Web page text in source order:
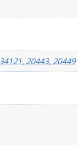
20443, 20449